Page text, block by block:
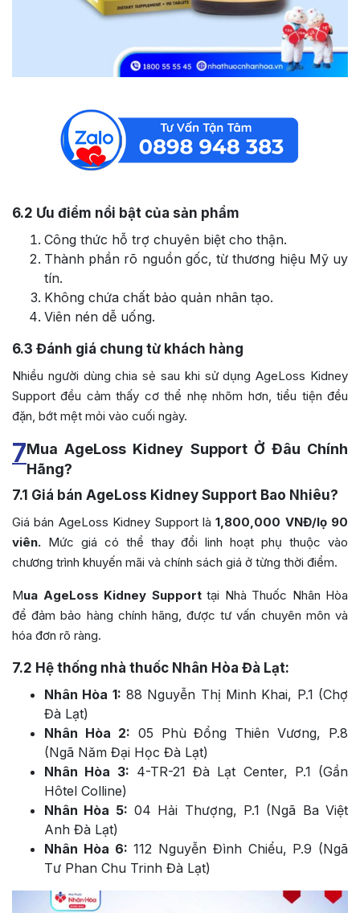
6.2 Ưu điểm nổi bật của sản phẩm
Công thức hỗ trợ chuyên biệt cho thận.
Thành phần rõ nguồn gốc, từ thương hiệu Mỹ uy
tín.
Không chứa chất bảo quản nhân tạo.
Viên nén dễ uống.
6.3 Đánh giá chung từ khách hàng
Nhiều người dùng chia sẻ sau khi sử dụng AgeLoss Kidney
Support đều cảm thấy cơ thể nhẹ nhõm hơn, tiểu tiện đều
đặn, bớt mệt mỏi vào cuối ngày.
7Mua AgeLoss Kidney Support Ở Đâu Chính
Hãng?
7.1 Giá bán AgeLoss Kidney Support Bao Nhiêu?
Giá bán AgeLoss Kidney Support là1,800,000 VNĐ/lọ 90
viên. Mức giá có thể thay đổi linh hoạt phụ thuộc vào
chương trình khuyến mãi và chính sách giá ở từng thời điểm.
Mua AgeLoss Kidney Supporttại Nhà Thuốc Nhân Hòa
để đảm bảo hàng chính hãng, được tư vấn chuyên môn và
hóa đơn rõ ràng.
7.2 Hệ thống nhà thuốc Nhân Hòa Đà Lạt:
Nhân Hòa 1: 88 Nguyễn Thị Minh Khai, P.1 (Chợ
Đà Lạt)
Nhân Hòa 2: 05 Phù Đổng Thiên Vương, P.8
(Ngã Năm Đại Học Đà Lạt)
Nhân Hòa 3: 4-TR-21 Đà Lạt Center, P.1 (Gần
Hôtel Colline)
Nhân Hòa 5: 04 Hải Thượng, P.1 (Ngã Ba Việt
Anh Đà Lạt)
Nhân Hòa 6: 112 Nguyễn Đình Chiểu, P.9 (Ngã
Tư Phan Chu Trinh Đà Lạt)